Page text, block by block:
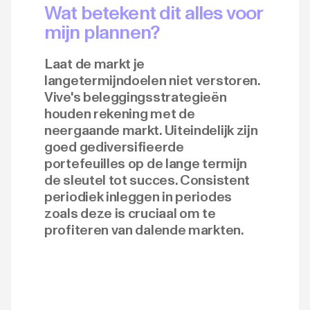
Wat betekent dit alles voor
mijn plannen?
Laat de markt je
langetermijndoelen niet verstoren.
Vive's beleggingsstrategieën
houden rekening met de
neergaande markt. Uiteindelijk zijn
goed gediversifieerde
portefeuilles op de lange termijn
de sleutel tot succes. Consistent
periodiek inleggen in periodes
zoals deze is cruciaal om te
profiteren van dalende markten.